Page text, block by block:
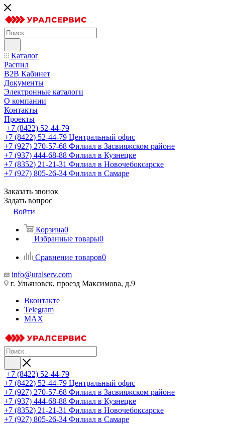
Каталог
Распил
B2B Кабинет
Документы
Электронные каталоги
О компании
Контакты
Проекты
+7 (8422) 52-44-79
+7 (8422) 52-44-79 Центральный офис
+7 (927) 270-57-68 Филиал в Засвияжском районе
+7 (937) 444-68-88 Филиал в Кузнецке
+7 (8352) 21-21-31 Филиал в Новочебоксарске
+7 (927) 805-26-34 Филиал в Самаре
Заказать звонок
Задать вопрос
Войти
Корзина0
Избранные товары0
Сравнение товаров0
info@uralserv.com
г. Ульяновск, проезд Максимова, д.9
Вконтакте
Telegram
MAX
+7 (8422) 52-44-79
+7 (8422) 52-44-79 Центральный офис
+7 (927) 270-57-68 Филиал в Засвияжском районе
+7 (937) 444-68-88 Филиал в Кузнецке
+7 (8352) 21-21-31 Филиал в Новочебоксарске
+7 (927) 805-26-34 Филиал в Самаре